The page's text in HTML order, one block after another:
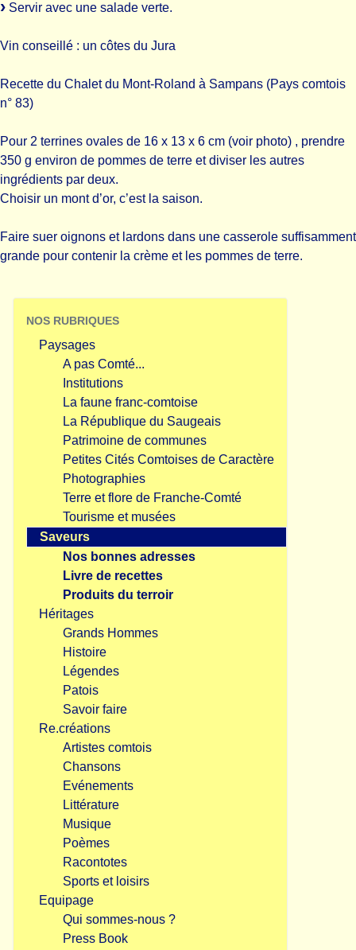
Servir avec une salade verte.
Vin conseillé : un côtes du Jura
Recette du Chalet du Mont-Roland à Sampans (Pays comtois
n° 83)
Pour 2 terrines ovales de 16 x 13 x 6 cm (voir photo) , prendre
350 g environ de pommes de terre et diviser les autres
ingrédients par deux.
Choisir un mont d’or, c’est la saison.
Faire suer oignons et lardons dans une casserole suffisamment
grande pour contenir la crème et les pommes de terre.
NOS RUBRIQUES
Paysages
A pas Comté...
Institutions
La faune franc-comtoise
La République du Saugeais
Patrimoine de communes
Petites Cités Comtoises de Caractère
Photographies
Terre et flore de Franche-Comté
Tourisme et musées
Saveurs
Nos bonnes adresses
Livre de recettes
Produits du terroir
Héritages
Grands Hommes
Histoire
Légendes
Patois
Savoir faire
Re.créations
Artistes comtois
Chansons
Evénements
Littérature
Musique
Poèmes
Racontotes
Sports et loisirs
Equipage
Qui sommes-nous ?
Press Book